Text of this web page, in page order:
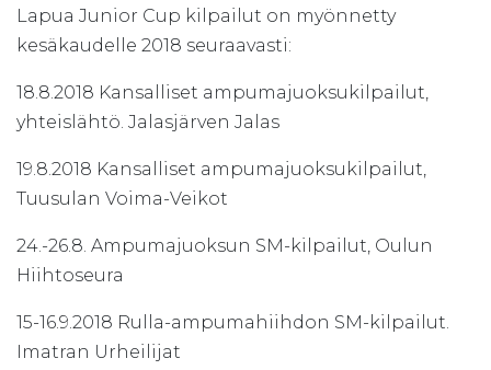
Lapua Junior Cup kilpailut on myönnetty
kesäkaudelle 2018 seuraavasti:
18.8.2018 Kansalliset ampumajuoksukilpailut,
yhteislähtö. Jalasjärven Jalas
19.8.2018 Kansalliset ampumajuoksukilpailut,
Tuusulan Voima-Veikot
24.-26.8. Ampumajuoksun SM-kilpailut, Oulun
Hiihtoseura
15-16.9.2018 Rulla-ampumahiihdon SM-kilpailut.
Imatran Urheilijat